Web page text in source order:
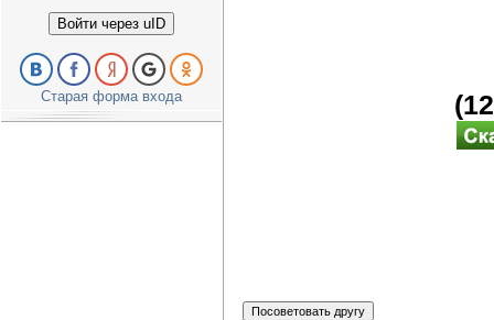
Войти через uID
Старая форма входа